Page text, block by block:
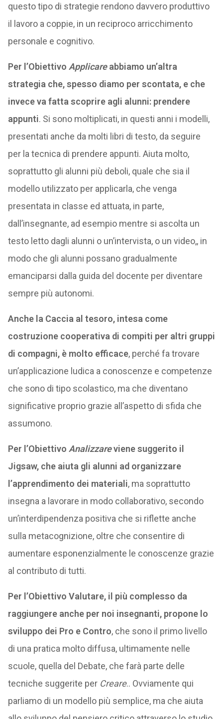
questo tipo di strategie rendono davvero produttivo
il lavoro a coppie, in un reciproco arricchimento
personale e cognitivo.
Per l’Obiettivo Applicareabbiamo un’altra
strategia che, spesso diamo per scontata, e che
invece va fatta scoprire agli alunni: prendere
appunti. Si sono moltiplicati, in questi anni i modelli,
presentati anche da molti libri di testo, da seguire
per la tecnica di prendere appunti. Aiuta molto,
soprattutto gli alunni più deboli, quale che sia il
modello utilizzato per applicarla, che venga
presentata in classe ed attuata, in parte,
dall’insegnante, ad esempio mentre si ascolta un
testo letto dagli alunni o un’intervista, o un video,, in
modo che gli alunni possano gradualmente
emanciparsi dalla guida del docente per diventare
sempre più autonomi.
Anche la Caccia al tesoro, intesa come
costruzione cooperativa di compiti per altri gruppi
di compagni, è molto efficace, perché fa trovare
un’applicazione ludica a conoscenze e competenze
che sono di tipo scolastico, ma che diventano
significative proprio grazie all’aspetto di sfida che
assumono.
Per l’Obiettivo Analizzareviene suggerito il
Jigsaw, che aiuta gli alunni ad organizzare
l’apprendimento dei materiali, ma soprattutto
insegna a lavorare in modo collaborativo, secondo
un’interdipendenza positiva che si riflette anche
sulla metacognizione, oltre che consentire di
aumentare esponenzialmente le conoscenze grazie
al contributo di tutti.
Per l’Obiettivo Valutare, il più complesso da
raggiungere anche per noi insegnanti, propone lo
sviluppo dei Pro e Contro, che sono il primo livello
di una pratica molto diffusa, ultimamente nelle
scuole, quella del Debate, che farà parte delle
tecniche suggerite per Creare.. Ovviamente qui
parliamo di un modello più semplice, ma che aiuta